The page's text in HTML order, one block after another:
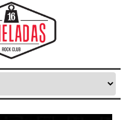
Skip to content